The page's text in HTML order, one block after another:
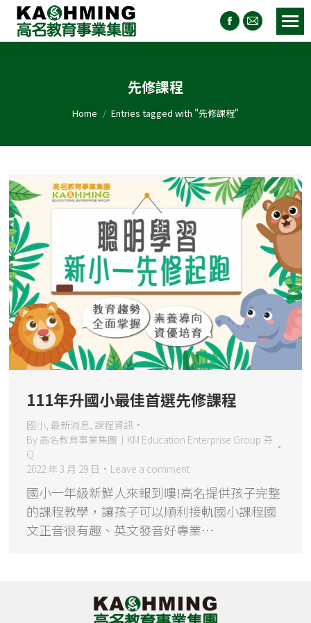
先修課程
You are here:
Home Entries tagged with "先修課程"
111年升國小最佳首選先修課程
國小, 最新消息 課程資訊
By 高名教育事業集團｜KM Education Enterprise Group 芬
Q
2022 年 3 月 29 日
Leave a comment
國小一年級新鮮人來報到嘍!高名提供孩子完整
的課程教學，讓孩子可以順利接軌國小課程國
文正音很有趣、英文發音好專業…